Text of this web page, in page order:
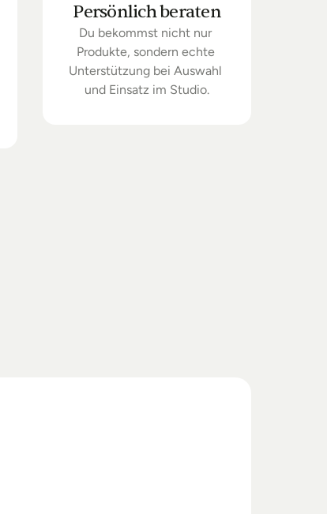
Persönlich beraten
Du bekommst nicht nur
Produkte, sondern echte
Unterstützung bei Auswahl
und Einsatz im Studio.